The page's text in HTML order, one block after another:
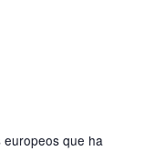
europeos que ha